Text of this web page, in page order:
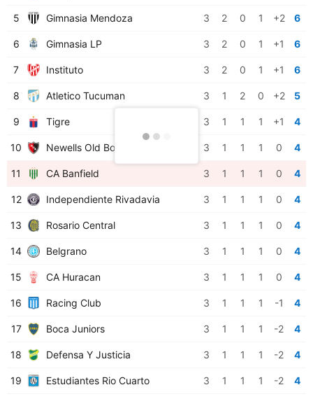
5 Gimnasia Mendoza 3 2 0 1 +2 6
6 Gimnasia LP 3 2 0 1 +1 6
7 Instituto 3 2 0 1 +1 6
8 Atletico Tucuman 3 1 2 0 +2 5
9 Tigre 3 1 1 1 +1 4
10 Newells Old Boys 3 1 1 1 0 4
11 CA Banfield 3 1 1 1 0 4
12 Independiente Rivadavia 3 1 1 1 0 4
13 Rosario Central 3 1 1 1 0 4
14 Belgrano 3 1 1 1 0 4
15 CA Huracan 3 1 1 1 0 4
16 Racing Club 3 1 1 1 -1 4
17 Boca Juniors 3 1 1 1 -2 4
18 Defensa Y Justicia 3 1 1 1 -2 4
19 Estudiantes Rio Cuarto 3 1 1 1 -2 4